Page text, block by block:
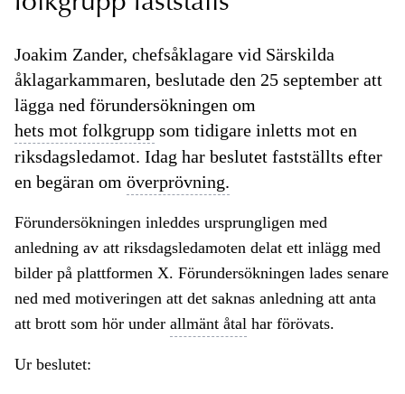
Joakim Zander, chefsåklagare vid Särskilda
åklagarkammaren, beslutade den 25 september att
lägga ned förundersökningen om
hets mot folkgrupp som tidigare inletts mot en
riksdagsledamot. Idag har beslutet fastställts efter
en begäran om överprövning.
Förundersökningen inleddes ursprungligen med
anledning av att riksdagsledamoten delat ett inlägg med
bilder på plattformen X. Förundersökningen lades senare
ned med motiveringen att det saknas anledning att anta
att brott som hör under allmänt åtal har förövats.
Ur beslutet: